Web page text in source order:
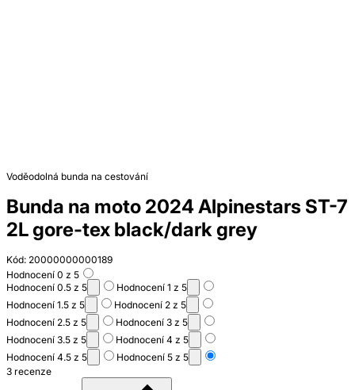
Voděodolná bunda na cestování
Bunda na moto 2024 Alpinestars ST-7
2L gore-tex black/dark grey
Kód: 20000000000189
Hodnocení 0 z 5
Hodnocení 0.5 z 5
Hodnocení 1 z 5
Hodnocení 1.5 z 5
Hodnocení 2 z 5
Hodnocení 2.5 z 5
Hodnocení 3 z 5
Hodnocení 3.5 z 5
Hodnocení 4 z 5
Hodnocení 4.5 z 5
Hodnocení 5 z 5
3 recenze